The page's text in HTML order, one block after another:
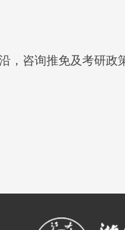
，咨询推免及考研政